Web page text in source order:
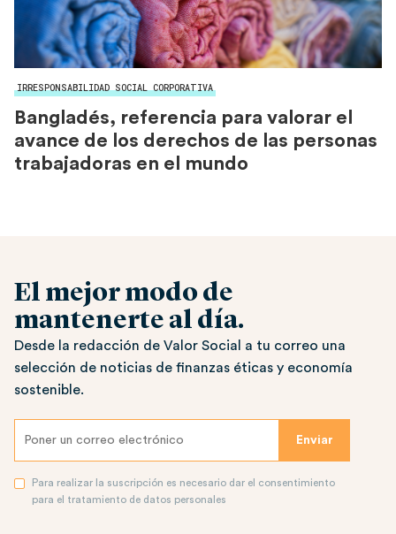
IRRESPONSABILIDAD SOCIAL CORPORATIVA
Bangladés, referencia para valorar el
avance de los derechos de las personas
trabajadoras en el mundo
El mejor modo de
mantenerte al día.
Desde la redacción de Valor Social a tu correo una
selección de noticias de finanzas éticas y economía
sostenible.
Para realizar la suscripción es necesario dar el consentimiento
para el tratamiento de datos personales